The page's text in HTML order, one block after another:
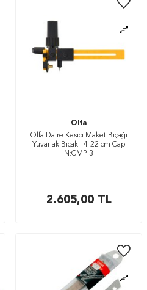
Olfa
Olfa Daire Kesici Maket Bıçağı
Yuvarlak Bıçaklı 4-22 cm Çap
N:CMP-3
2.605,00TL